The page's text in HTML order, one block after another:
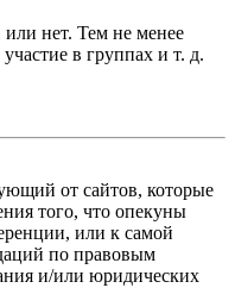
нет. Тем не менее
в группах и т. д.
от сайтов, которые
того, что опекуны
или к самой
по правовым
и/или юридических